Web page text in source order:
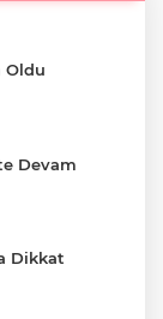
Oldu
Devam
Dikkat